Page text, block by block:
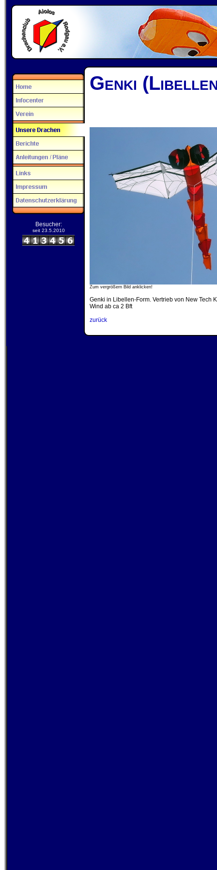
Besucher:
seit 23.5.2010
Genki
Zum vergrößern Bild anklicken!
Genki in Libellen-Form. Vertrieb von New Tech
Wind ab ca 2 Bft
zurück